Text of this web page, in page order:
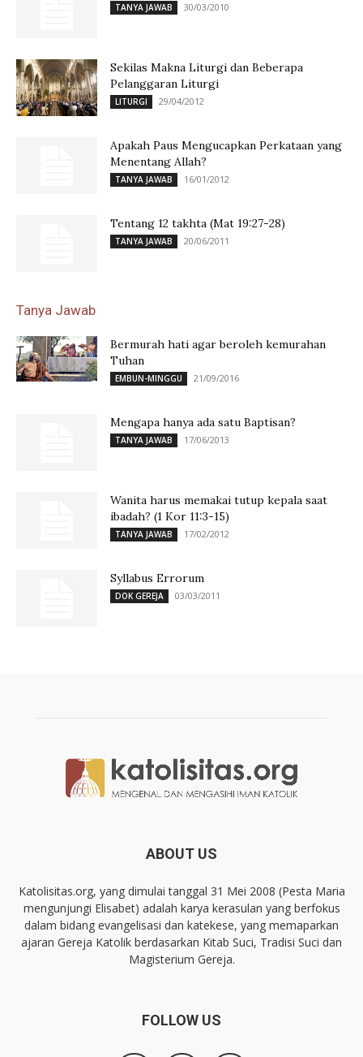
TANYA JAWAB 30/03/2010
Sekilas Makna Liturgi dan Beberapa
Pelanggaran Liturgi
LITURGI 29/04/2012
Apakah Paus Mengucapkan Perkataan yang
Menentang Allah?
TANYA JAWAB 16/01/2012
Tentang 12 takhta (Mat 19:27-28)
TANYA JAWAB 20/06/2011
Tanya Jawab
Bermurah hati agar beroleh kemurahan
Tuhan
EMBUN-MINGGU 21/09/2016
Mengapa hanya ada satu Baptisan?
TANYA JAWAB 17/06/2013
Wanita harus memakai tutup kepala saat
ibadah? (1 Kor 11:3-15)
TANYA JAWAB 17/02/2012
Syllabus Errorum
DOK GEREJA 03/03/2011
ABOUT US
Katolisitas.org, yang dimulai tanggal 31 Mei 2008 (Pesta Maria
mengunjungi Elisabet) adalah karya kerasulan yang berfokus
dalam bidang evangelisasi dan katekese, yang memaparkan
ajaran Gereja Katolik berdasarkan Kitab Suci, Tradisi Suci dan
Magisterium Gereja.
FOLLOW US